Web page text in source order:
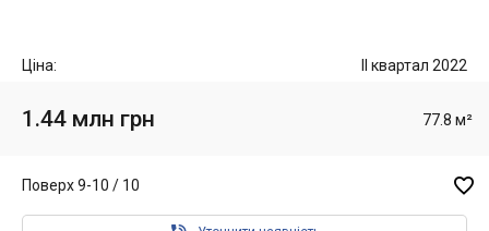
Ціна: II квартал 2022
1.44 млн грн 77.8 м²
Поверх 9-10 / 10 